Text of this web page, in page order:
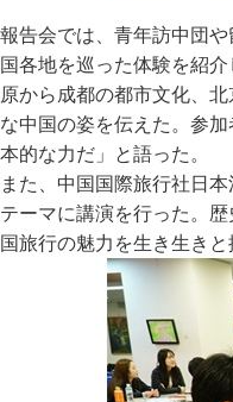
報告会では、青年訪中団
国各地を巡った体験を紹
原から成都の都市文化、
な中国の姿を伝えた。参
本的な力だ」と語った。
また、中国国際旅行社日
テーマに講演を行った。
国旅行の魅力を生き生き